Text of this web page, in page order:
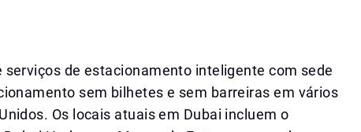
serviços de estacionamento inteligente com sede
sem bilhetes e sem barreiras em vários
Os locais atuais em Dubai incluem o